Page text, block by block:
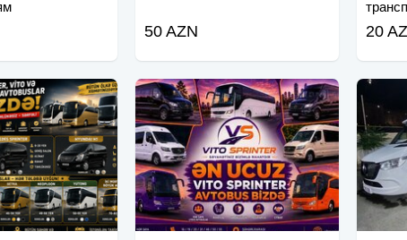
50 AZN 20